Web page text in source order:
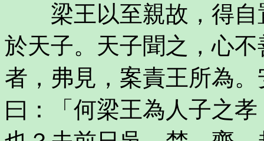
梁王以至親故，得自
於天子。天子聞之，心
者，弗見，案責王所為
曰：「何梁王為人子之